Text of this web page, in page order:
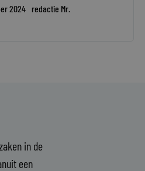
2024 redactie Mr.
in de
een